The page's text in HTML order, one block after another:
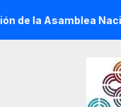
Nacional del